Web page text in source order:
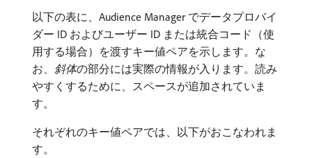
以下の表に、Audience Manager でデータプロバイ
ダー ID およびユーザー ID または統合コード（使
用する場合）を渡すキー値ペアを示します。な
お、 斜体​の部分には実際の情報が入ります。読み
やすくするために、スペースが追加されていま
す。
それぞれのキー値ペアでは、以下がおこなわれま
す。